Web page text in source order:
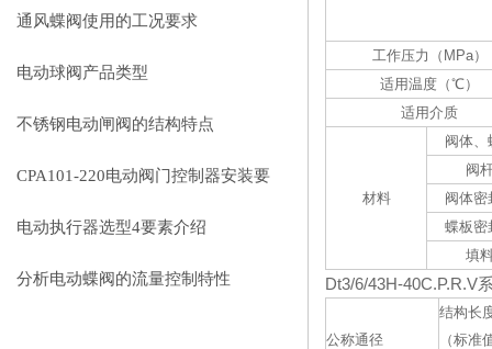
看吧
通风蝶阀使用的工况要求
电动球阀产品类型
不锈钢电动闸阀的结构特点
CPA101-220电动阀门控制器安装要
注意些细节？
电动执行器选型4要素介绍
分析电动蝶阀的流量控制特性
工作压力（ MPa）
适用温度（℃）
适用介质
材料
阀体、
阀
阀体密
蝶板密
填
Dt3/6/43H-40C.P.R.V
公称通径
结构长
（标准